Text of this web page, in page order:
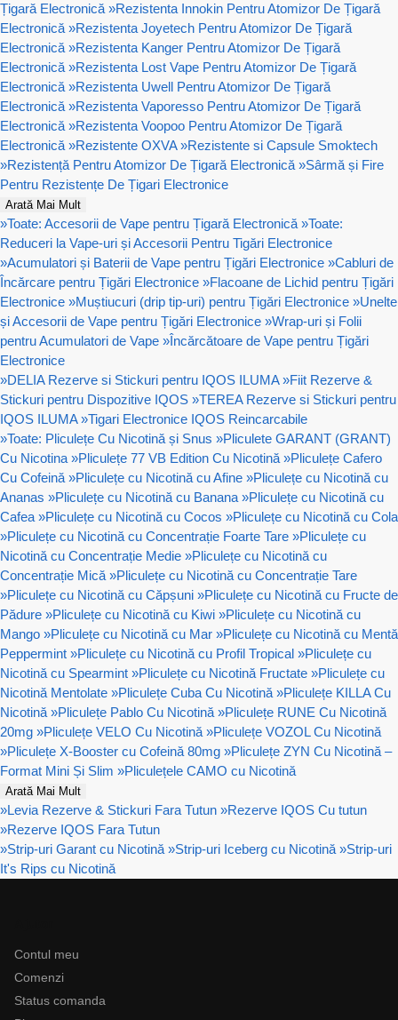
Țigară Electronică »Rezistenta Innokin Pentru Atomizor De Țigară
Electronică »Rezistenta Joyetech Pentru Atomizor De Țigară
Electronică »Rezistenta Kanger Pentru Atomizor De Țigară
Electronică »Rezistenta Lost Vape Pentru Atomizor De Țigară
Electronică »Rezistenta Uwell Pentru Atomizor De Țigară
Electronică »Rezistenta Vaporesso Pentru Atomizor De Țigară
Electronică »Rezistenta Voopoo Pentru Atomizor De Țigară
Electronică »Rezistente OXVA »Rezistente si Capsule Smoktech
»Rezistență Pentru Atomizor De Țigară Electronică »Sârmă și Fire
Pentru Rezistențe De Țigari Electronice
Arată Mai Mult
»Toate: Accesorii de Vape pentru Țigară Electronică »Toate:
Reduceri la Vape-uri și Accesorii Pentru Tigări Electronice
»Acumulatori și Baterii de Vape pentru Țigări Electronice »Cabluri de
Încărcare pentru Țigări Electronice »Flacoane de Lichid pentru Țigări
Electronice »Muștiucuri (drip tip-uri) pentru Țigări Electronice »Unelte
și Accesorii de Vape pentru Țigări Electronice »Wrap-uri și Folii
pentru Acumulatori de Vape »Încărcătoare de Vape pentru Țigări
Electronice
»DELIA Rezerve si Stickuri pentru IQOS ILUMA »Fiit Rezerve &
Stickuri pentru Dispozitive IQOS »TEREA Rezerve si Stickuri pentru
IQOS ILUMA »Tigari Electronice IQOS Reincarcabile
»Toate: Pliculețe Cu Nicotină și Snus »Pliculete GARANT (GRANT)
Cu Nicotina »Pliculețe 77 VB Edition Cu Nicotină »Pliculețe Cafero
Cu Cofeină »Pliculețe cu Nicotină cu Afine »Pliculețe cu Nicotină cu
Ananas »Pliculețe cu Nicotină cu Banana »Pliculețe cu Nicotină cu
Cafea »Pliculețe cu Nicotină cu Cocos »Pliculețe cu Nicotină cu Cola
»Pliculețe cu Nicotină cu Concentrație Foarte Tare »Pliculețe cu
Nicotină cu Concentrație Medie »Pliculețe cu Nicotină cu
Concentrație Mică »Pliculețe cu Nicotină cu Concentrație Tare
»Pliculețe cu Nicotină cu Căpșuni »Pliculețe cu Nicotină cu Fructe de
Pădure »Pliculețe cu Nicotină cu Kiwi »Pliculețe cu Nicotină cu
Mango »Pliculețe cu Nicotină cu Mar »Pliculețe cu Nicotină cu Mentă
Peppermint »Pliculețe cu Nicotină cu Profil Tropical »Pliculețe cu
Nicotină cu Spearmint »Pliculețe cu Nicotină Fructate »Pliculețe cu
Nicotină Mentolate »Pliculețe Cuba Cu Nicotină »Pliculețe KILLA Cu
Nicotină »Pliculețe Pablo Cu Nicotină »Pliculețe RUNE Cu Nicotină
20mg »Pliculețe VELO Cu Nicotină »Pliculețe VOZOL Cu Nicotină
»Pliculețe X-Booster cu Cofeină 80mg »Pliculețe ZYN Cu Nicotină –
Format Mini Și Slim »Pliculețele CAMO cu Nicotină
Arată Mai Mult
»Levia Rezerve & Stickuri Fara Tutun »Rezerve IQOS Cu tutun
»Rezerve IQOS Fara Tutun
»Strip-uri Garant cu Nicotină »Strip-uri Iceberg cu Nicotină »Strip-uri
It's Rips cu Nicotină
Contul meu
Comenzi
Status comanda